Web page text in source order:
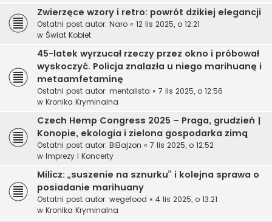
Zwierzęce wzory i retro: powrót dzikiej elegancji
Ostatni post autor: Naro « 12 lis 2025, o 12:21
w Świat Kobiet
45-latek wyrzucał rzeczy przez okno i próbował
wyskoczyć. Policja znalazła u niego marihuanę i
metaamfetaminę
Ostatni post autor: mentalista « 7 lis 2025, o 12:56
w Kronika Kryminalna
Czech Hemp Congress 2025 – Praga, grudzień |
Konopie, ekologia i zielona gospodarka zimą
Ostatni post autor: BiBajzon « 7 lis 2025, o 12:52
w Imprezy i Koncerty
Milicz: „suszenie na sznurku” i kolejna sprawa o
posiadanie marihuany
Ostatni post autor: wegefood « 4 lis 2025, o 13:21
w Kronika Kryminalna